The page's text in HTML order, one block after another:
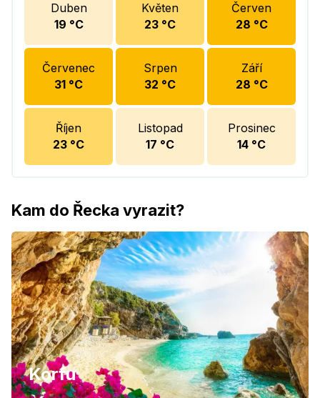
Duben
19 °C
Květen
23 °C
Červen
28 °C
Červenec
31 °C
Srpen
32 °C
Září
28 °C
Říjen
23 °C
Listopad
17 °C
Prosinec
14 °C
Kam do Řecka vyrazit?
Korfu